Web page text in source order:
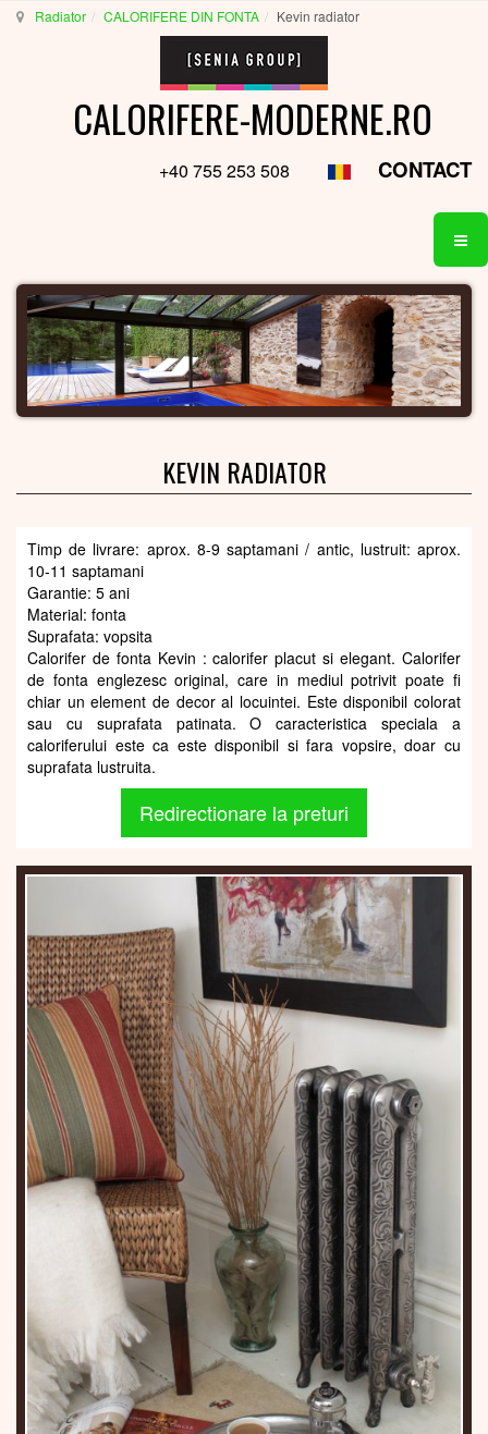
Radiator CALORIFERE DIN FONTA Kevin radiator
CALORIFERE-MODERNE.RO
+40 755 253 508 CONTACT
KEVIN RADIATOR
Timp de livrare: aprox. 8-9 saptamani / antic, lustruit: aprox.
10-11 saptamani
Garantie: 5 ani
Material: fonta
Suprafata: vopsita
Calorifer de fonta Kevin : calorifer placut si elegant. Calorifer
de fonta englezesc original, care in mediul potrivit poate fi
chiar un element de decor al locuintei. Este disponibil colorat
sau cu suprafata patinata. O caracteristica speciala a
caloriferului este ca este disponibil si fara vopsire, doar cu
suprafata lustruita.
Redirectionare la preturi